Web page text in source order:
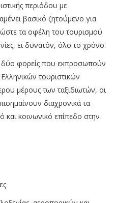
περιόδου με
βασικό ζητούμενο για
ώστε τα οφέλη του τουρισμού
ει δυνατόν, όλο το χρόνο.
φορείς που εκπροσωπούν
τουριστικών
μέρους των ταξιδιωτών, οι
διαχρονικά τα
κοινωνικό επίπεδο στην